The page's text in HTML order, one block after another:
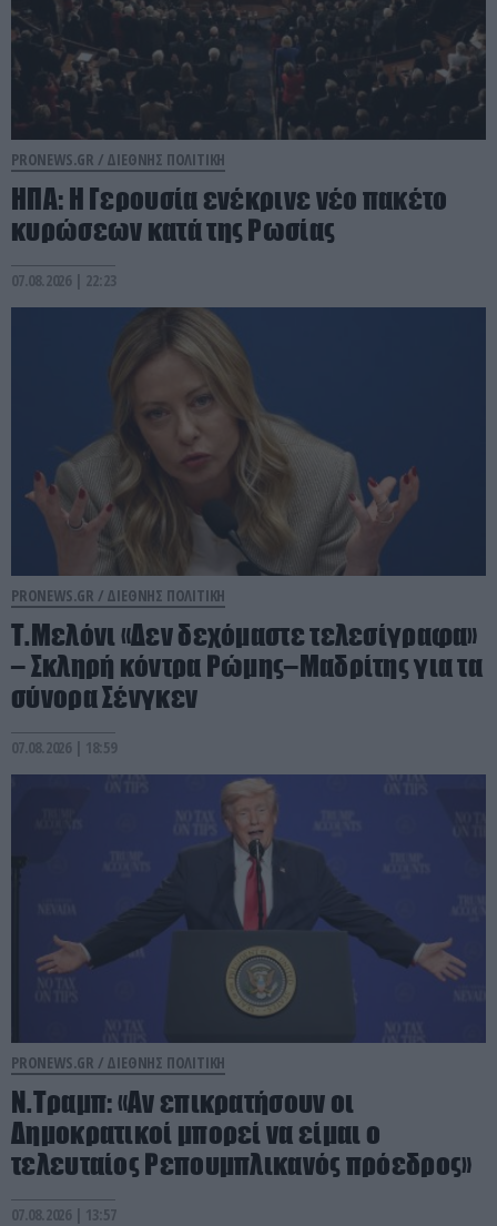
PRONEWS.GR / ΔΙΕΘΝΗΣ ΠΟΛΙΤΙΚΗ
ΗΠΑ: Η Γερουσία ενέκρινε νέο πακέτο
κυρώσεων κατά της Ρωσίας
07.08.2026 | 22:23
PRONEWS.GR / ΔΙΕΘΝΗΣ ΠΟΛΙΤΙΚΗ
Τ.Μελόνι «Δεν δεχόμαστε τελεσίγραφα»
– Σκληρή κόντρα Ρώμης–Μαδρίτης για τα
σύνορα Σένγκεν
07.08.2026 | 18:59
PRONEWS.GR / ΔΙΕΘΝΗΣ ΠΟΛΙΤΙΚΗ
Ν.Τραμπ: «Αν επικρατήσουν οι
Δημοκρατικοί μπορεί να είμαι ο
τελευταίος Ρεπουμπλικανός πρόεδρος»
07.08.2026 | 13:57